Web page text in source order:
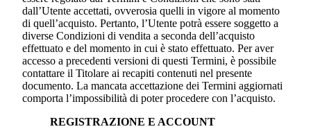
dall’Utente accettati, ovverosia quelli in vigore al momento
di quell’acquisto. Pertanto, l’Utente potrà essere soggetto a
diverse Condizioni di vendita a seconda dell’acquisto
effettuato e del momento in cui è stato effettuato. Per aver
accesso a precedenti versioni di questi Termini, è possibile
contattare il Titolare ai recapiti contenuti nel presente
documento. La mancata accettazione dei Termini aggiornati
comporta l’impossibilità di poter procedere con l’acquisto.
REGISTRAZIONE E ACCOUNT